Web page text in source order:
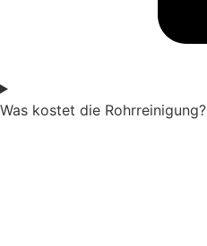
Was kostet die Rohrreinigung?